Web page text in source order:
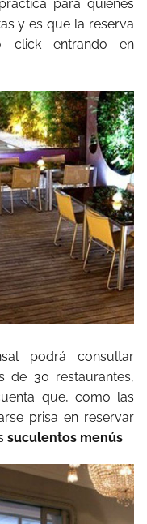
para quienes
y es que la reserva
entrando en
podrá consultar
de 30 restaurantes,
que, como las
prisa en reservar
suculentos menús.